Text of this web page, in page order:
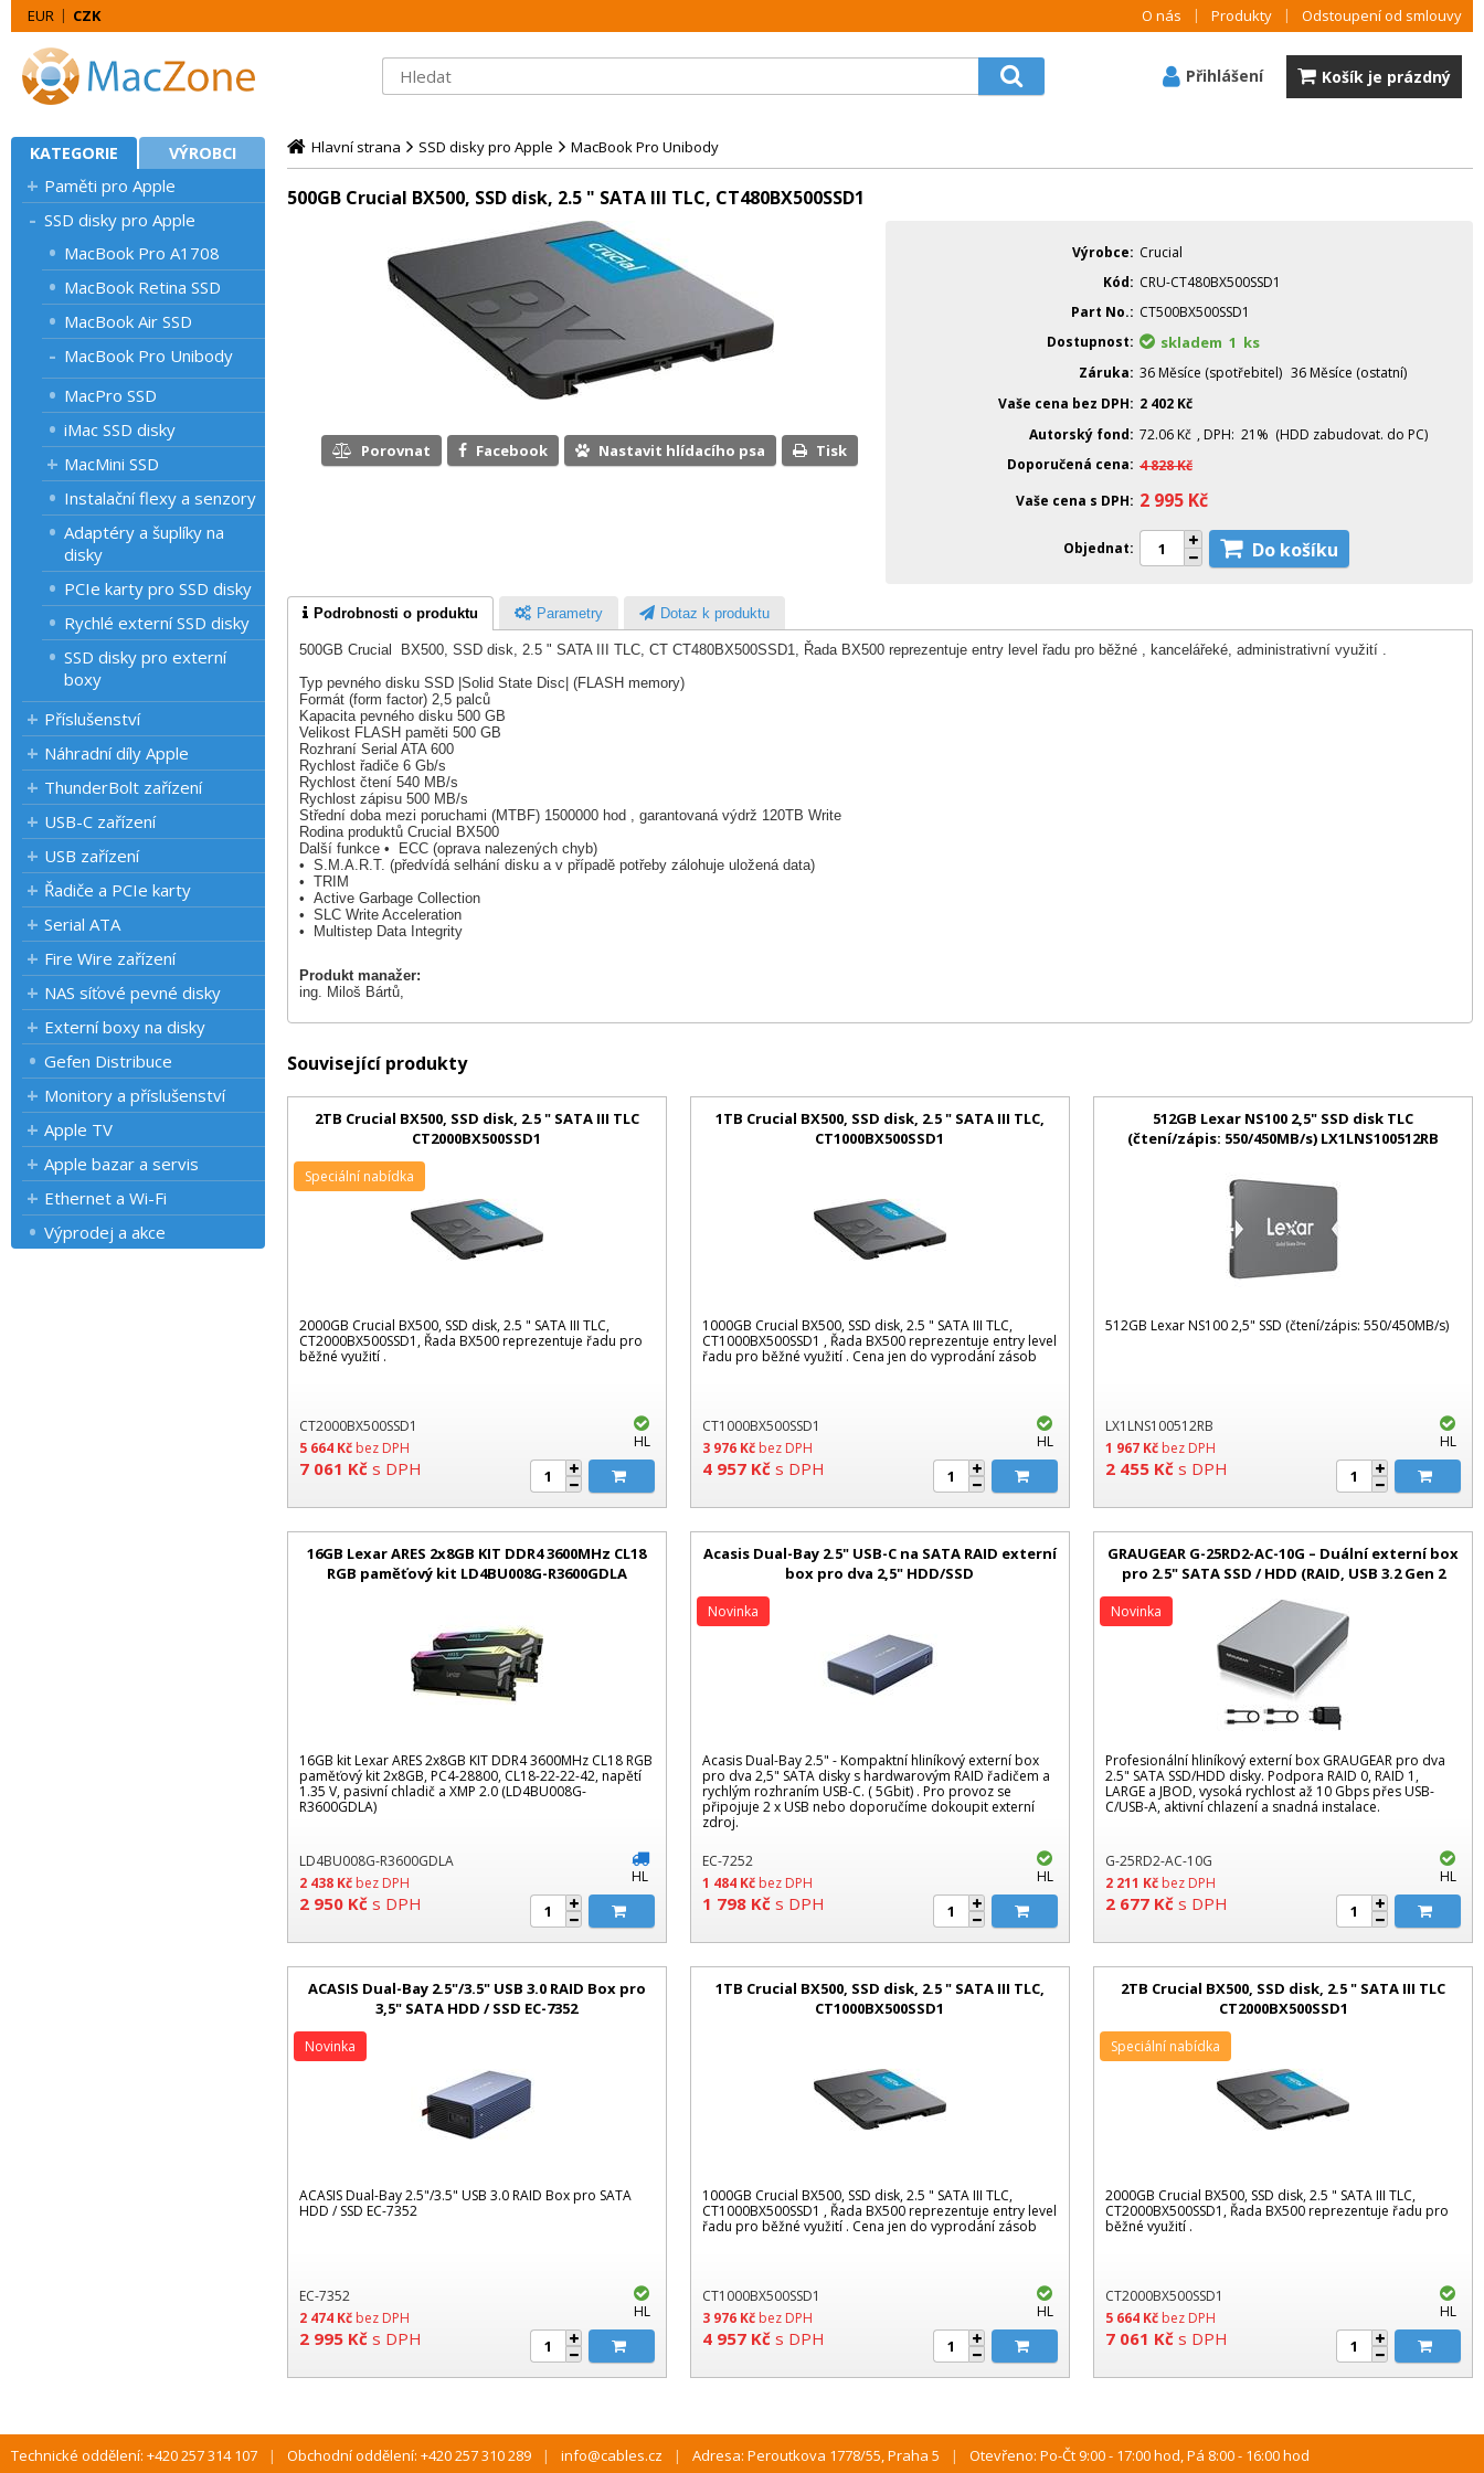
O nás Produkty Odstoupení od smlouvy
EUR CZK
Košík je prázdný
Přihlášení
KATEGORIE VÝROBCI
Paměti pro Apple
SSD disky pro Apple
MacBook Pro A1708
MacBook Retina SSD
MacBook Air SSD
MacBook Pro Unibody
MacPro SSD
iMac SSD disky
MacMini SSD
Instalační flexy a senzory
Adaptéry a šuplíky na
disky
PCIe karty pro SSD disky
Rychlé externí SSD disky
SSD disky pro externí
boxy
Příslušenství
Náhradní díly Apple
ThunderBolt zařízení
USB-C zařízení
USB zařízení
Řadiče a PCIe karty
Serial ATA
Fire Wire zařízení
NAS síťové pevné disky
Externí boxy na disky
Gefen Distribuce
Monitory a příslušenství
Apple TV
Apple bazar a servis
Ethernet a Wi-Fi
Výprodej a akce
Hlavní strana SSD disky pro Apple MacBook Pro Unibody
500GB Crucial BX500, SSD disk, 2.5 " SATA III TLC, CT480BX500SSD1
Výrobce
Crucial
Kód
CRU-CT480BX500SSD1
Part No.
CT500BX500SSD1
Dostupnost
skladem 1 ks
Záruka 36 Měsíce (spotřebitel) 36 Měsíce (ostatní)
Vaše cena bez DPH
2 402 Kč
Autorský fond 72.06 Kč , DPH: 21% (HDD zabudovat. do PC)
Doporučená cena 4 828Kč
Vaše cena s DPH
2 995 Kč
Objednat Do košíku
Porovnat Facebook Nastavit hlídacího psa Tisk
Podrobnosti o produktu Parametry Dotaz k produktu
500GB Crucial BX500, SSD disk, 2.5 " SATA III TLC, CT CT480BX500SSD1, Řada BX500 reprezentuje entry level řadu pro běžné , kancelářeké, administrativní využití .
Typ pevného disku SSD |Solid State Disc| (FLASH memory)
Formát (form factor) 2,5 palců
Kapacita pevného disku 500 GB
Velikost FLASH paměti 500 GB
Rozhraní Serial ATA 600
Rychlost řadiče 6 Gb/s
Rychlost čtení 540 MB/s
Rychlost zápisu 500 MB/s
Střední doba mezi poruchami (MTBF) 1500000 hod , garantovaná výdrž 120TB Write
Rodina produktů Crucial BX500
Další funkce • ECC (oprava nalezených chyb)
• S.M.A.R.T. (předvídá selhání disku a v případě potřeby zálohuje uložená data)
• TRIM
• Active Garbage Collection
• SLC Write Acceleration
• Multistep Data Integrity
Produkt manažer:
ing. Miloš Bártů,
Související produkty
2TB Crucial BX500, SSD disk, 2.5 " SATA III TLC
CT2000BX500SSD1
2000GB Crucial BX500, SSD disk, 2.5 " SATA III TLC,
CT2000BX500SSD1, Řada BX500 reprezentuje řadu pro
běžné využití .
Speciální nabídka
HL
CT2000BX500SSD1
5 664 Kč bez DPH
7 061 Kč s DPH
1TB Crucial BX500, SSD disk, 2.5 " SATA III TLC,
CT1000BX500SSD1
1000GB Crucial BX500, SSD disk, 2.5 " SATA III TLC,
CT1000BX500SSD1 , Řada BX500 reprezentuje entry level
řadu pro běžné využití . Cena jen do vyprodání zásob
HL
CT1000BX500SSD1
3 976 Kč bez DPH
4 957 Kč s DPH
512GB Lexar NS100 2,5" SSD disk TLC
(čtení/zápis: 550/450MB/s) LX1LNS100512RB
512GB Lexar NS100 2,5" SSD (čtení/zápis: 550/450MB/s)
HL
LX1LNS100512RB
1 967 Kč bez DPH
2 455 Kč s DPH
16GB Lexar ARES 2x8GB KIT DDR4 3600MHz CL18
RGB paměťový kit LD4BU008G-R3600GDLA
16GB kit Lexar ARES 2x8GB KIT DDR4 3600MHz CL18 RGB
paměťový kit 2x8GB, PC4-28800, CL18-22-22-42, napětí
1.35 V, pasivní chladič a XMP 2.0 (LD4BU008G-
R3600GDLA)
HL
LD4BU008G-R3600GDLA
2 438 Kč bez DPH
2 950 Kč s DPH
Acasis Dual-Bay 2.5" USB-C na SATA RAID externí
box pro dva 2,5" HDD/SSD
Acasis Dual-Bay 2.5" - Kompaktní hliníkový externí box
pro dva 2,5" SATA disky s hardwarovým RAID řadičem a
rychlým rozhraním USB-C. ( 5Gbit) . Pro provoz se
připojuje 2 x USB nebo doporučíme dokoupit externí
zdroj.
Novinka
HL
EC-7252
1 484 Kč bez DPH
1 798 Kč s DPH
GRAUGEAR G-25RD2-AC-10G – Duální externí box
pro 2.5" SATA SSD / HDD (RAID, USB 3.2 Gen 2
Profesionální hliníkový externí box GRAUGEAR pro dva
2.5" SATA SSD/HDD disky. Podpora RAID 0, RAID 1,
LARGE a JBOD, vysoká rychlost až 10 Gbps přes USB-
C/USB-A, aktivní chlazení a snadná instalace.
Novinka
HL
G-25RD2-AC-10G
2 211 Kč bez DPH
2 677 Kč s DPH
ACASIS Dual-Bay 2.5"/3.5" USB 3.0 RAID Box pro
3,5" SATA HDD / SSD EC-7352
ACASIS Dual-Bay 2.5"/3.5" USB 3.0 RAID Box pro SATA
HDD / SSD EC-7352
Novinka
HL
EC-7352
2 474 Kč bez DPH
2 995 Kč s DPH
1TB Crucial BX500, SSD disk, 2.5 " SATA III TLC,
CT1000BX500SSD1
1000GB Crucial BX500, SSD disk, 2.5 " SATA III TLC,
CT1000BX500SSD1 , Řada BX500 reprezentuje entry level
řadu pro běžné využití . Cena jen do vyprodání zásob
HL
CT1000BX500SSD1
3 976 Kč bez DPH
4 957 Kč s DPH
2TB Crucial BX500, SSD disk, 2.5 " SATA III TLC
CT2000BX500SSD1
2000GB Crucial BX500, SSD disk, 2.5 " SATA III TLC,
CT2000BX500SSD1, Řada BX500 reprezentuje řadu pro
běžné využití .
Speciální nabídka
HL
CT2000BX500SSD1
5 664 Kč bez DPH
7 061 Kč s DPH
Technické oddělení: +420 257 314 107 Obchodní oddělení: +420 257 310 289 info@cables.cz Adresa: Peroutkova 1778/55, Praha 5 Otevřeno: Po-Čt 9:00 - 17:00 hod, Pá 8:00 - 16:00 hod